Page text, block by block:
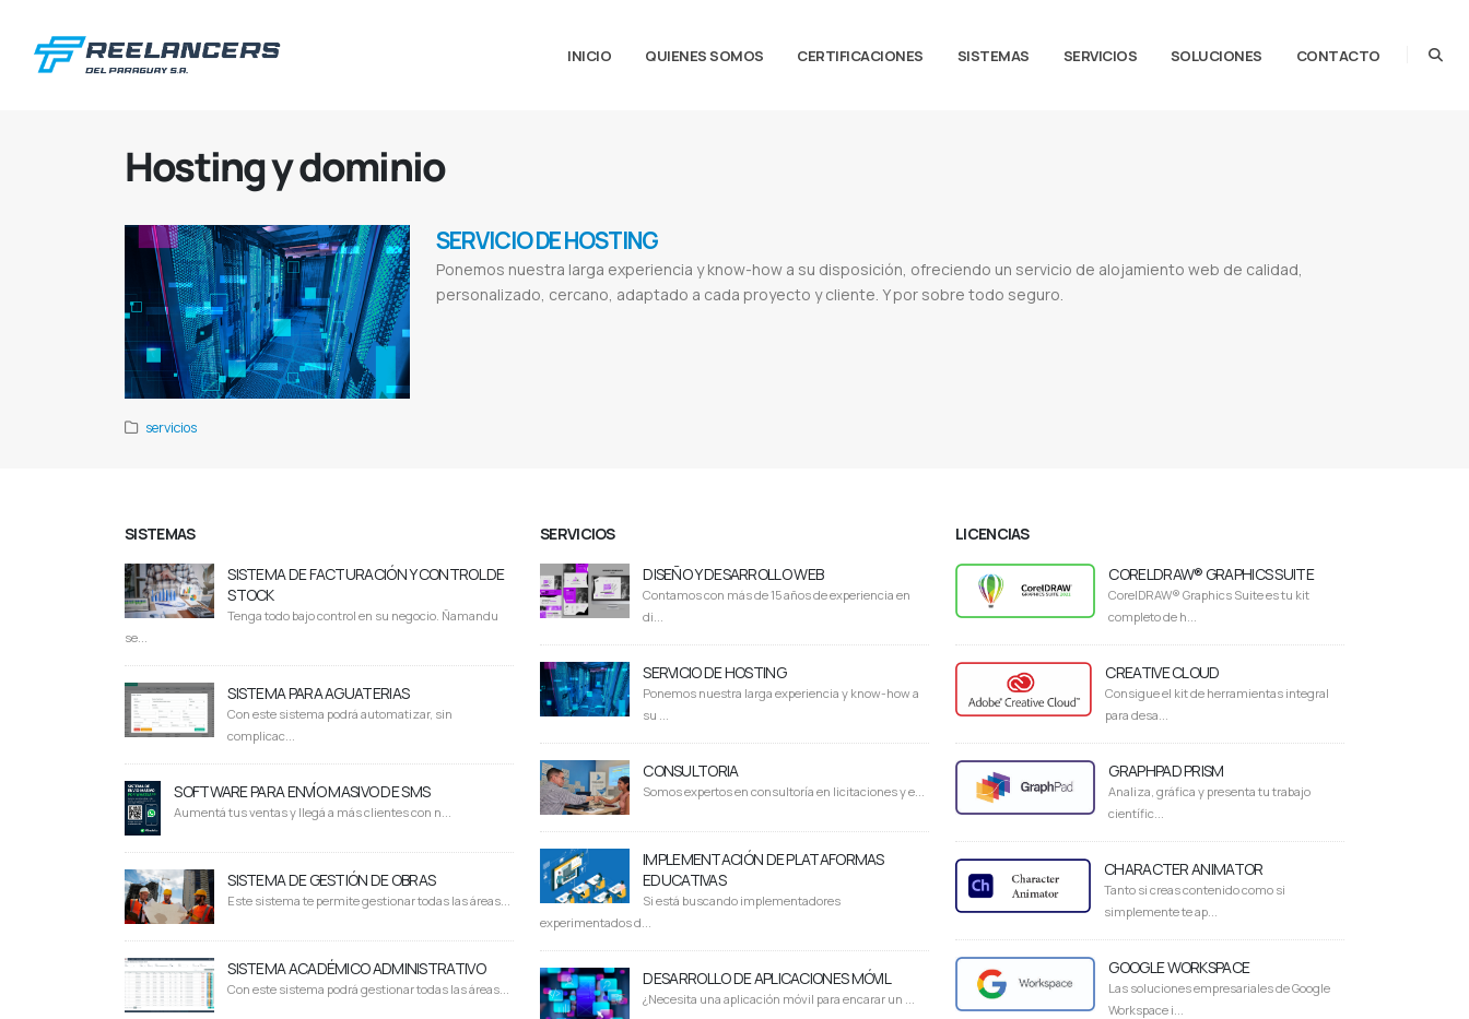
INICIO QUIENES SOMOS CERTIFICACIONES SISTEMAS SERVICIOS SOLUCIONES CONTACTO
Hosting y dominio
SERVICIO DE HOSTING
Ponemos nuestra larga experiencia y know-how a su disposición, ofreciendo un servicio de alojamiento web de calidad,
personalizado, cercano, adaptado a cada proyecto y cliente. Y por sobre todo seguro.
servicios
SISTEMAS
SISTEMA DE FACTURACIÓN Y CONTROL DE
STOCK
Tenga todo bajo control en su negocio. Ñamandu
se...
SISTEMA PARA AGUATERIAS
Con este sistema podrá automatizar, sin
complicac...
SOFTWARE PARA ENVÍO MASIVO DE SMS
Aumentá tus ventas y llegá a más clientes con n...
SISTEMA DE GESTIÓN DE OBRAS
Este sistema te permite gestionar todas las áreas...
SISTEMA ACADÉMICO ADMINISTRATIVO
Con este sistema podrá gestionar todas las áreas...
SERVICIOS
DISEÑO Y DESARROLLO WEB
Contamos con más de 15 años de experiencia en
di...
SERVICIO DE HOSTING
Ponemos nuestra larga experiencia y know-how a
su ...
CONSULTORIA
Somos expertos en consultoría en licitaciones y e...
IMPLEMENTACIÓN DE PLATAFORMAS
EDUCATIVAS
Si está buscando implementadores
experimentados d...
DESARROLLO DE APLICACIONES MÓVIL
¿Necesita una aplicación móvil para encarar un ...
LICENCIAS
CORELDRAW® GRAPHICS SUITE
CorelDRAW® Graphics Suite es tu kit
completo de h...
CREATIVE CLOUD
Consigue el kit de herramientas integral
para desa...
GRAPHPAD PRISM
Analiza, gráfica y presenta tu trabajo
científic...
CHARACTER ANIMATOR
Tanto si creas contenido como si
simplemente te ap...
GOOGLE WORKSPACE
Las soluciones empresariales de Google
Workspace i...